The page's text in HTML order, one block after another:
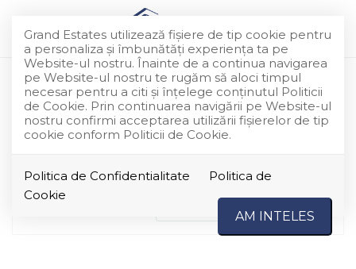
Grand Estates utilizează fişiere de tip cookie pentru
a personaliza și îmbunătăți experiența ta pe
Website-ul nostru. Înainte de a continua navigarea
pe Website-ul nostru te rugăm să aloci timpul
necesar pentru a citi și înțelege conținutul Politicii
de Cookie. Prin continuarea navigării pe Website-ul
nostru confirmi acceptarea utilizării fişierelor de tip
cookie conform Politicii de Cookie.
Politica de Confidentialitate
Politica de
Cookie
AM INTELES
Apartamente de vanzare in
Bucuresti pagina 2
Au fost gasite 11 oferte